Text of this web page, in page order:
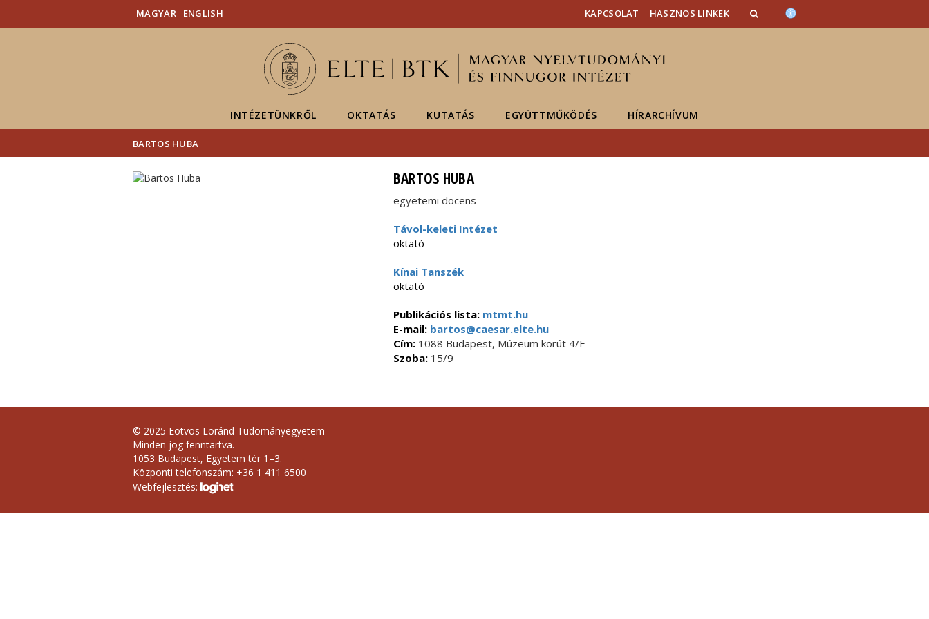
MAGYAR ENGLISH KAPCSOLAT HASZNOS LINKEK
INTÉZETÜNKRŐL OKTATÁS KUTATÁS EGYÜTTMŰKÖDÉS HÍRARCHÍVUM
BARTOS HUBA
BARTOS HUBA
egyetemi docens
Távol-keleti Intézet
oktató
Kínai Tanszék
oktató
Publikációs lista: mtmt.hu
E-mail:bartos@caesar.elte.hu
Cím:1088 Budapest, Múzeum körút 4/F
Szoba:15/9
© 2025 Eötvös Loránd Tudományegyetem
Minden jog fenntartva.
1053 Budapest, Egyetem tér 1–3.
Központi telefonszám: +36 1 411 6500
Webfejlesztés: